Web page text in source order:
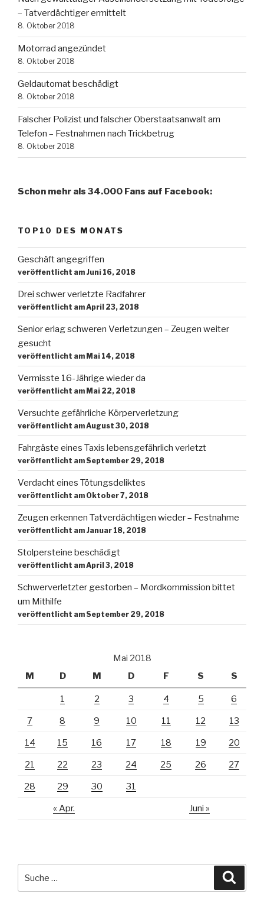
– Tatverdächtiger ermittelt
8. Oktober 2018
Motorrad angezündet
8. Oktober 2018
Geldautomat beschädigt
8. Oktober 2018
Falscher Polizist und falscher Oberstaatsanwalt am
Telefon – Festnahmen nach Trickbetrug
8. Oktober 2018
Schon mehr als 34.000 Fans auf Facebook:
TOP10 DES MONATS
Geschäft angegriffen
veröffentlicht am Juni 16, 2018
Drei schwer verletzte Radfahrer
veröffentlicht am April 23, 2018
Senior erlag schweren Verletzungen – Zeugen weiter
gesucht
veröffentlicht am Mai 14, 2018
Vermisste 16-Jährige wieder da
veröffentlicht am Mai 22, 2018
Versuchte gefährliche Körperverletzung
veröffentlicht am August 30, 2018
Fahrgäste eines Taxis lebensgefährlich verletzt
veröffentlicht am September 29, 2018
Verdacht eines Tötungsdeliktes
veröffentlicht am Oktober 7, 2018
Zeugen erkennen Tatverdächtigen wieder – Festnahme
veröffentlicht am Januar 18, 2018
Stolpersteine beschädigt
veröffentlicht am April 3, 2018
Schwerverletzter gestorben – Mordkommission bittet
um Mithilfe
veröffentlicht am September 29, 2018
Mai 2018
M
D M D F S S
« Apr. Juni »
1 2 3 4 5 6
7 8 9 10 11 12 13
14 15 16 17 18 19 20
21 22 23 24 25 26 27
28 29 30 31